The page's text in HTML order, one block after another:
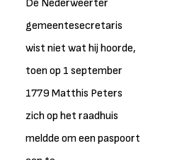
De Nederweerter
gemeentesecretaris
wist niet wat hij hoorde,
toen op 1 september
1779 Matthis Peters
zich op het raadhuis
meldde om een paspoort